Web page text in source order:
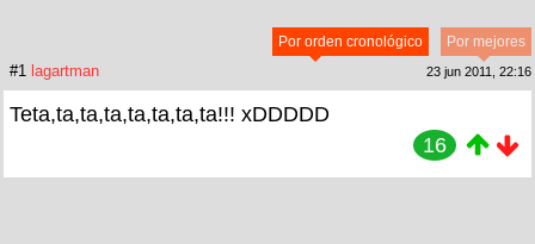
Por mejores
Por orden cronológico
#1 lagartman 23 jun 2011, 22:16
Teta,ta,ta,ta,ta,ta,ta,ta!!! xDDDDD
16